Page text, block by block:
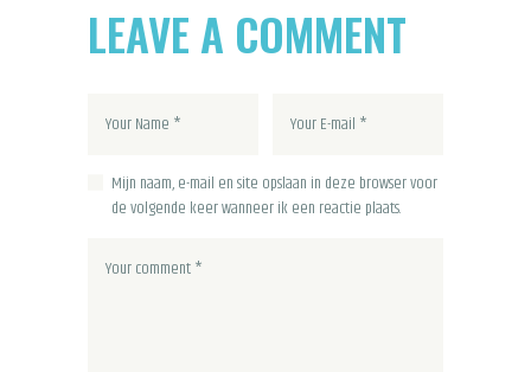
LEAVE A COMMENT
Mijn naam, e-mail en site opslaan in deze browser voor
de volgende keer wanneer ik een reactie plaats.